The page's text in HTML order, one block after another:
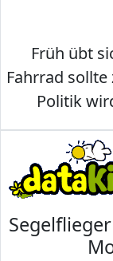
Früh übt
Fahrrad
Politik